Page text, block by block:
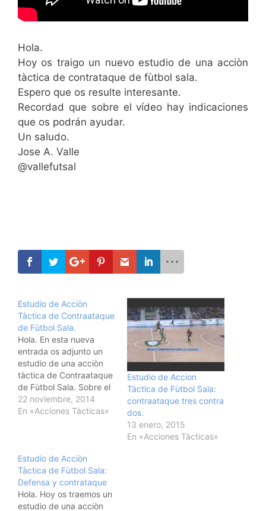
Hola.
Hoy os traigo un nuevo estudio de una acciòn
tàctica de contrataque de fùtbol sala.
Espero que os resulte interesante.
Recordad que sobre el vídeo hay indicaciones
que os podrán ayudar.
Un saludo.
Jose A. Valle
@vallefutsal
Estudio de Acciòn
Tàctica de Contraataque
de Fùtbol Sala.
Hola. En esta nueva
entrada os adjunto un
estudio de una acciòn
tàctica de Contraataque
de Fùtbol Sala. Sobre el
video he insertado
comentarios que espero
22 noviembre, 2014
En «Acciones Tàcticas»
Estudio de Accion
Tàctica de Fùtbol Sala:
contraataque tres contra
dos.
13 enero, 2015
En «Acciones Tàcticas»
Estudio de Acciòn
Tàctica de Fùtbol Sala:
Defensa y contrataque
Hola. Hoy os traemos un
estudio de una acciòn